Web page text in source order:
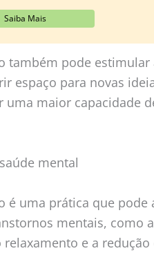
Saiba Mais
também pode
espaço para novas
uma maior capacidade
mental
é uma prática que
mentais, como
e a